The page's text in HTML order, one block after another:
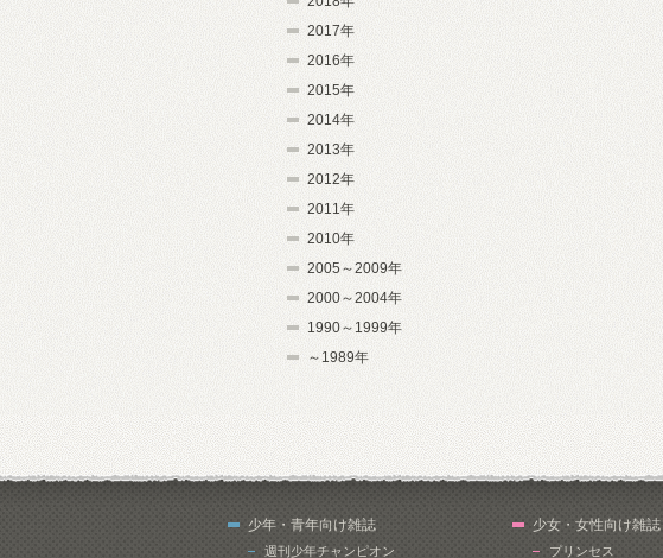
2017年
2016年
2015年
2014年
2013年
2012年
2011年
2010年
2005～2009年
2000～2004年
1990～1999年
～1989年
少年・青年向け雑誌
週刊少年チャンピオン
少女・女性向け雑誌
プリンセス